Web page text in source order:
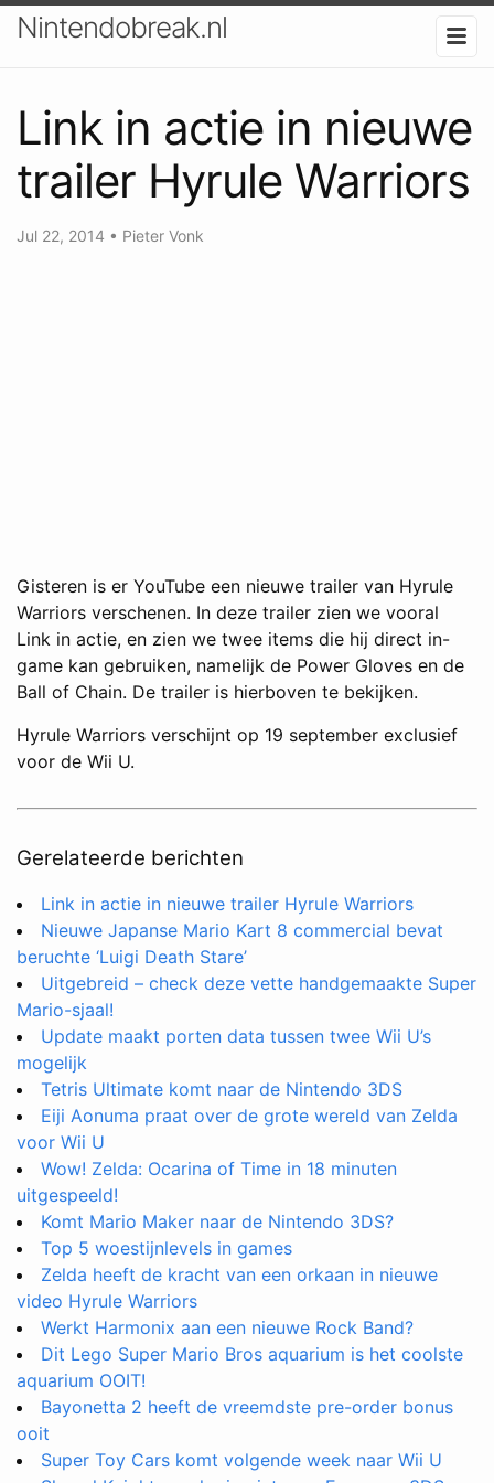
Nintendobreak.nl
Link in actie in nieuwe
trailer Hyrule Warriors
Jul 22, 2014 • Pieter Vonk
Gisteren is er YouTube een nieuwe trailer van Hyrule
Warriors verschenen. In deze trailer zien we vooral
Link in actie, en zien we twee items die hij direct in-
game kan gebruiken, namelijk de Power Gloves en de
Ball of Chain. De trailer is hierboven te bekijken.
Hyrule Warriors verschijnt op 19 september exclusief
voor de Wii U.
Gerelateerde berichten
Link in actie in nieuwe trailer Hyrule Warriors
Nieuwe Japanse Mario Kart 8 commercial bevat
beruchte ‘Luigi Death Stare’
Uitgebreid – check deze vette handgemaakte Super
Mario-sjaal!
Update maakt porten data tussen twee Wii U’s
mogelijk
Tetris Ultimate komt naar de Nintendo 3DS
Eiji Aonuma praat over de grote wereld van Zelda
voor Wii U
Wow! Zelda: Ocarina of Time in 18 minuten
uitgespeeld!
Komt Mario Maker naar de Nintendo 3DS?
Top 5 woestijnlevels in games
Zelda heeft de kracht van een orkaan in nieuwe
video Hyrule Warriors
Werkt Harmonix aan een nieuwe Rock Band?
Dit Lego Super Mario Bros aquarium is het coolste
aquarium OOIT!
Bayonetta 2 heeft de vreemdste pre-order bonus
ooit
Super Toy Cars komt volgende week naar Wii U